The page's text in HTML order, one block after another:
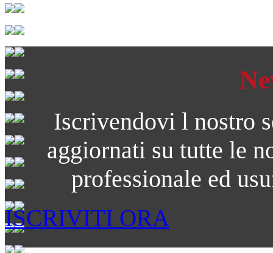
Iscrivendovi l nostro
aggiornati su tutte le
professionale ed
ISCRIVITI ORA